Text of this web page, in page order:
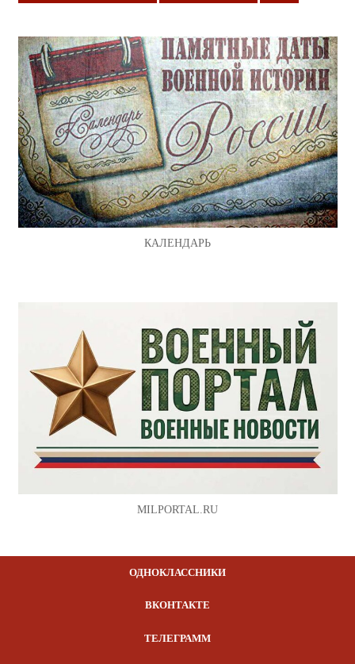
КАЛЕНДАРЬ
MILPORTAL.RU
ОДНОКЛАССНИКИ
ВКОНТАКТЕ
ТЕЛЕГРАММ